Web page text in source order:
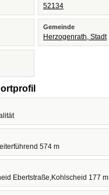
52134
Gemeinde
Herzogenrath, Stadt
574 m
Ebertstraße,Kohlscheid 177 m